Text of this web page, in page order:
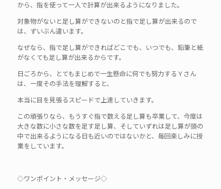
から、指を使って一人で計算が出来るようになりました。
対象物がないと足し算ができないのと指で足し算が出来るので
は、ずいぶん違います。
なぜなら、指で足し算ができればどこでも、いつでも、鉛筆と紙
がなくても足し算が出来るからです。
日ごろから、とてもまじめで一生懸命に何でも努力するＹさん
は、一度その手法を理解すると、
本当に目を見張るスピードで上達していきます。
この頑張りなら、もうすぐ指で数える足し算も卒業して、今度は
大きな数に小さな数を足す足し算、そしていずれは足し算が頭の
中で出来るようになる日も近いのではないかと、毎回楽しみに授
業をしています。
◇ワンポイント・メッセージ◇